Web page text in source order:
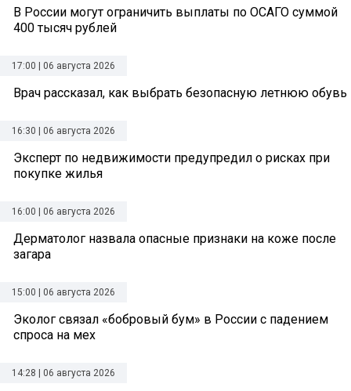
В России могут ограничить выплаты по ОСАГО суммой
400 тысяч рублей
17:00 | 06 августа 2026
Врач рассказал, как выбрать безопасную летнюю обувь
16:30 | 06 августа 2026
Эксперт по недвижимости предупредил о рисках при
покупке жилья
16:00 | 06 августа 2026
Дерматолог назвала опасные признаки на коже после
загара
15:00 | 06 августа 2026
Эколог связал «бобровый бум» в России с падением
спроса на мех
14:28 | 06 августа 2026